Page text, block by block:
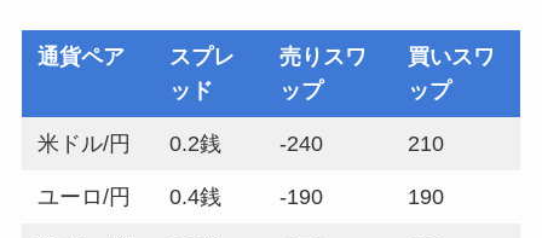
通貨ペア
スプレ
ッド
売りスワ
ップ
買いスワ
ップ
米ドル/円 0.2銭 -240 210
ユーロ/円 0.4銭 -190 190